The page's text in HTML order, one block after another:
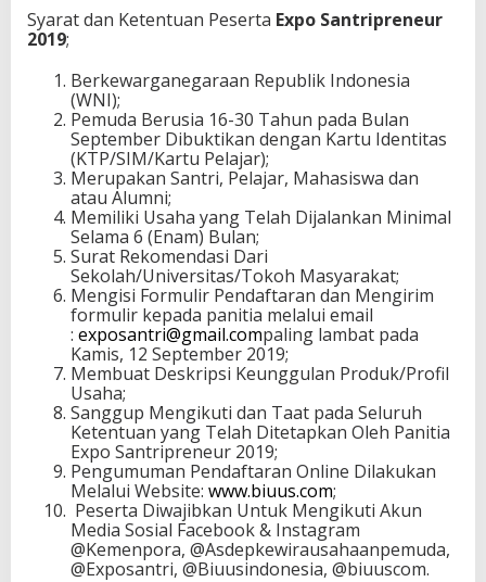
Syarat dan Ketentuan Peserta Expo Santripreneur
2019;
Berkewarganegaraan Republik Indonesia
(WNI);
Pemuda Berusia 16-30 Tahun pada Bulan
September Dibuktikan dengan Kartu Identitas
(KTP/SIM/Kartu Pelajar);
Merupakan Santri, Pelajar, Mahasiswa dan
atau Alumni;
Memiliki Usaha yang Telah Dijalankan Minimal
Selama 6 (Enam) Bulan;
Surat Rekomendasi Dari
Sekolah/Universitas/Tokoh Masyarakat;
Mengisi Formulir Pendaftaran dan Mengirim
formulir kepada panitia melalui email
: exposantri@gmail.compaling lambat pada
Kamis, 12 September 2019;
Membuat Deskripsi Keunggulan Produk/Profil
Usaha;
Sanggup Mengikuti dan Taat pada Seluruh
Ketentuan yang Telah Ditetapkan Oleh Panitia
Expo Santripreneur 2019;
Pengumuman Pendaftaran Online Dilakukan
Melalui Website: www.biuus.com;
Peserta Diwajibkan Untuk Mengikuti Akun
Media Sosial Facebook & Instagram
@Kemenpora, @Asdepkewirausahaanpemuda,
@Exposantri, @Biuusindonesia, @biuuscom.